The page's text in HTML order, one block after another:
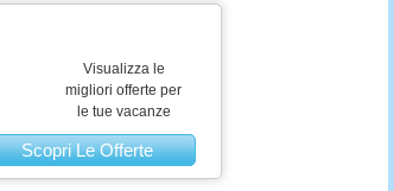
Visualizza le
migliori offerte per
le tue vacanze
Scopri Le Offerte